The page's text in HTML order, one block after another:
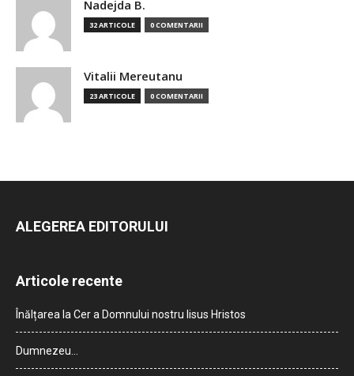
Nadejda B.
32 ARTICOLE 0 COMENTARII
Vitalii Mereutanu
23 ARTICOLE 0 COMENTARII
ALEGEREA EDITORULUI
Articole recente
Înălțarea la Cer a Domnului nostru Iisus Hristos
Dumnezeu…